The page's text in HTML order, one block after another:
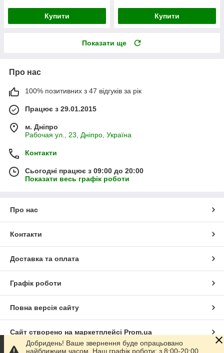
Купити Купити
Показати ще
Про нас
100% позитивних з 47 відгуків за рік
Працює з 29.01.2015
м. Дніпро
Рабочая ул., 23, Дніпро, Україна
Контакти
Сьогодні працює з 09:00 до 20:00
Показати весь графік роботи
Про нас
Контакти
Доставка та оплата
Графік роботи
Повна версія сайту
Сайт створено на маркетплейсі Prom.ua
Добридень! Ваше звернення буде опрацьовано
найближчим часом. Наш графік роботи: з 8:00-20:00.